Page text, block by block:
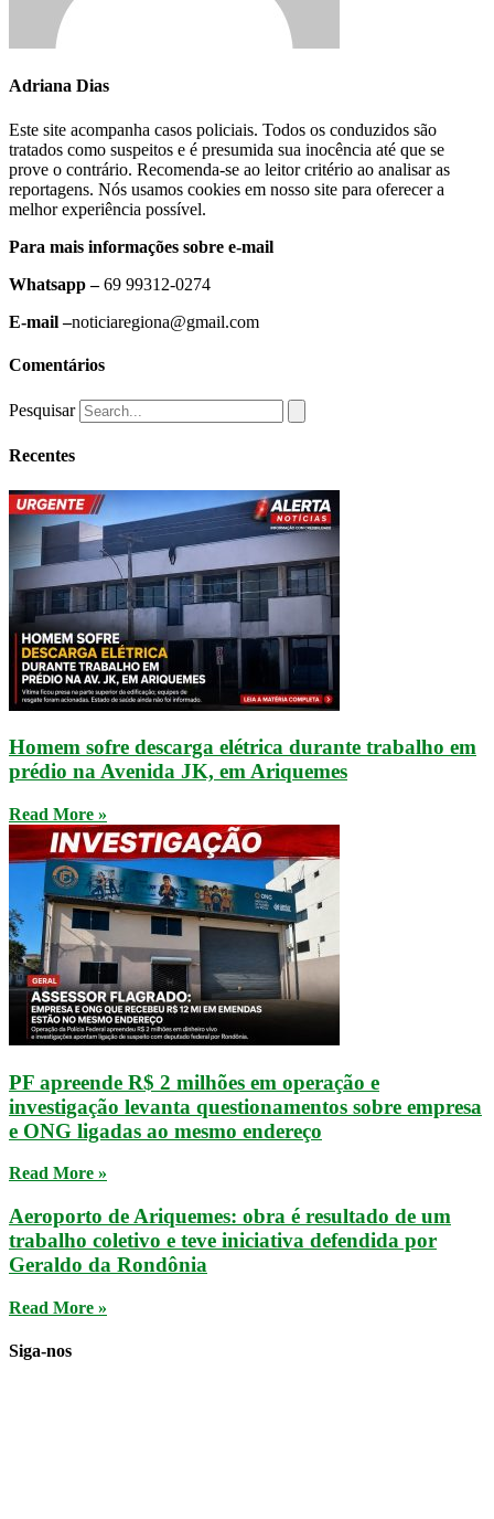
Adriana Dias
Este site acompanha casos policiais. Todos os conduzidos são
tratados como suspeitos e é presumida sua inocência até que se
prove o contrário. Recomenda-se ao leitor critério ao analisar as
reportagens. Nós usamos cookies em nosso site para oferecer a
melhor experiência possível.
Para mais informações sobre e-mail
Whatsapp –69 99312-0274
E-mail –noticiaregiona@gmail.com
Comentários
Pesquisar
Recentes
Homem sofre descarga elétrica durante trabalho em
prédio na Avenida JK, em Ariquemes
Read More »
PF apreende R$ 2 milhões em operação e
investigação levanta questionamentos sobre empresa
e ONG ligadas ao mesmo endereço
Read More »
Aeroporto de Ariquemes: obra é resultado de um
trabalho coletivo e teve iniciativa defendida por
Geraldo da Rondônia
Read More »
Siga-nos